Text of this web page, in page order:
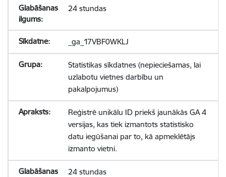
24 stundas
_ga_17VBF0WKLJ
Statistikas sīkdatnes (nepieciešamas, lai
uzlabotu vietnes darbību un
pakalpojumus)
Reģistrē unikālu ID priekš jaunākās GA 4
versijas, kas tiek izmantots statistisko
datu iegūšanai par to, kā apmeklētājs
izmanto vietni.
24 stundas